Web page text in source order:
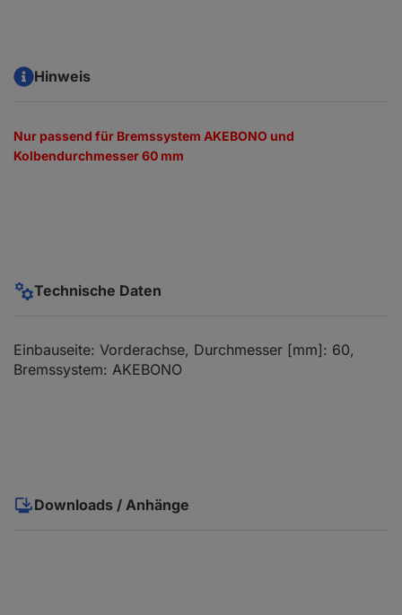
Hinweis
Nur passend für Bremssystem AKEBONO und
Kolbendurchmesser 60 mm
Technische Daten
Einbauseite: Vorderachse, Durchmesser [mm]: 60,
Bremssystem: AKEBONO
Downloads / Anhänge